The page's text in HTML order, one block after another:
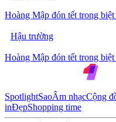
Hoàng Mập đón tết trong
Hậu trường
Hoàng Mập đón tết trong
SpotlightSaoÂm nhạcCộng
inĐẹpShopping time